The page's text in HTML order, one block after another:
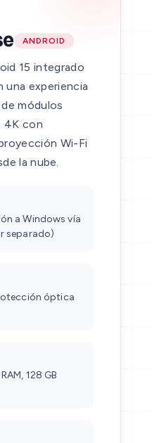
ANDROID
15 integrado
una experiencia
módulos
4K con
Wi-Fi
la nube.
a Windows vía
separado)
óptica
128 GB